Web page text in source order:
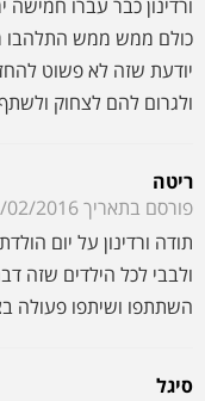
תודה ורדינון על יום
ולבבי לכל הילדים שזה
השתתפו ושיתפו פעולה
פורסם בתאריך 03/01/2016 - 12:32:29
אני רוצה להודות לך
שחגגת לנועם. הילד
לקרוא את הילד שלי
השתתפו יפה ומאוד